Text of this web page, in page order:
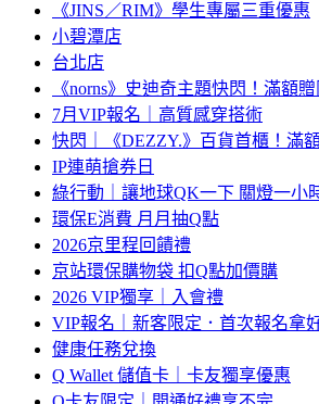
《JINS／RIM》學生專屬三重優惠
小碧潭店
台北店
《norns》史迪奇主題快閃！滿額
7月VIP報名｜高質感穿搭術
快閃｜《DEZZY.》百貨首櫃！滿
IP連萌搶券日
綠行動｜讓地球QK一下 關燈一小
環保E消費 月月抽Q點
2026京里程回饋禮
京站環保購物袋 扣Q點加價購
2026 VIP獨享｜入會禮
VIP報名｜新客限定．首次報名拿
健康任務兌換
Q Wallet 儲值卡｜卡友獨享優惠